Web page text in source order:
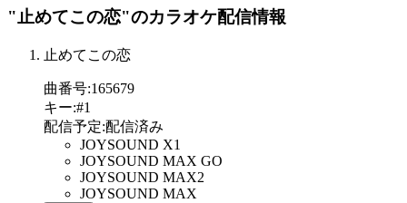
"止めてこの恋"のカラオケ配信情報
止めてこの恋
曲番号:165679
キー:#1
配信予定:配信済み
JOYSOUND X1
JOYSOUND MAX GO
JOYSOUND MAX2
JOYSOUND MAX